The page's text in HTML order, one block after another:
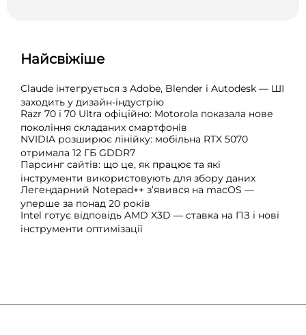
Найсвіжіше
Claude інтегрується з Adobe, Blender і Autodesk — ШІ
заходить у дизайн-індустрію
Razr 70 і 70 Ultra офіційно: Motorola показала нове
покоління складаних смартфонів
NVIDIA розширює лінійку: мобільна RTX 5070
отримала 12 ГБ GDDR7
Парсинг сайтів: що це, як працює та які
інструменти використовують для збору даних
Легендарний Notepad++ з’явився на macOS —
уперше за понад 20 років
Intel готує відповідь AMD X3D — ставка на ПЗ і нові
інструменти оптимізації